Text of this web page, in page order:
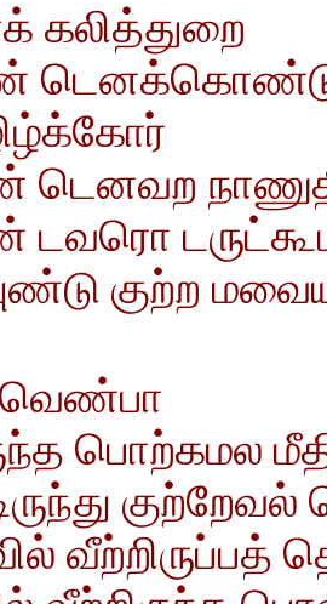
கலித்துறை
டெனவற
டவரொ
குற்ற
வெண்பா
பொற்கமல
வீற்றிருப்பத்